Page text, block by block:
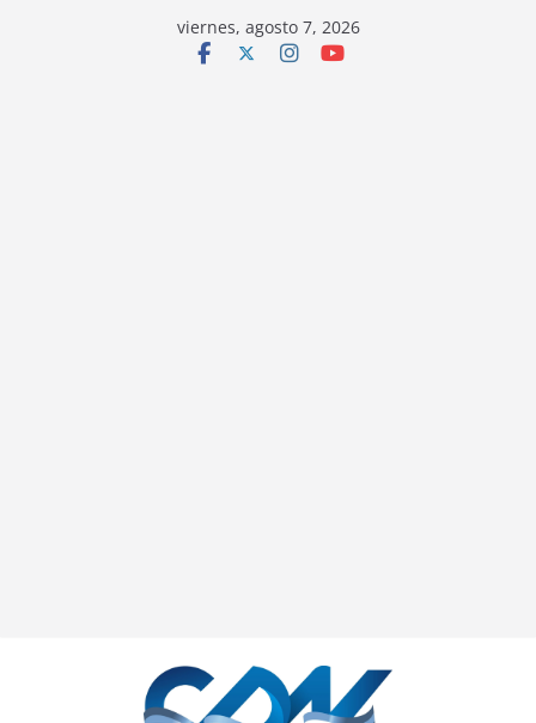
viernes, agosto 7, 2026